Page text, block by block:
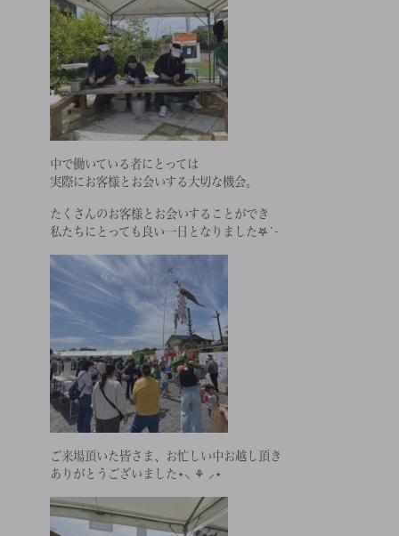
中で働いている者にとっては
実際にお客様とお会いする大切な機会。
たくさんのお客様とお会いすることができ
私たちにとっても良い一日となりました𖤐´-
ご来場頂いた皆さま、お忙しい中お越し頂き
ありがとうございました⋆⸜ ⚘ ⸝⋆